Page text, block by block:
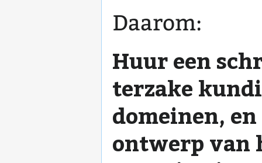
Daarom:
Huur een
terzake
domeinen,
ontwerp van